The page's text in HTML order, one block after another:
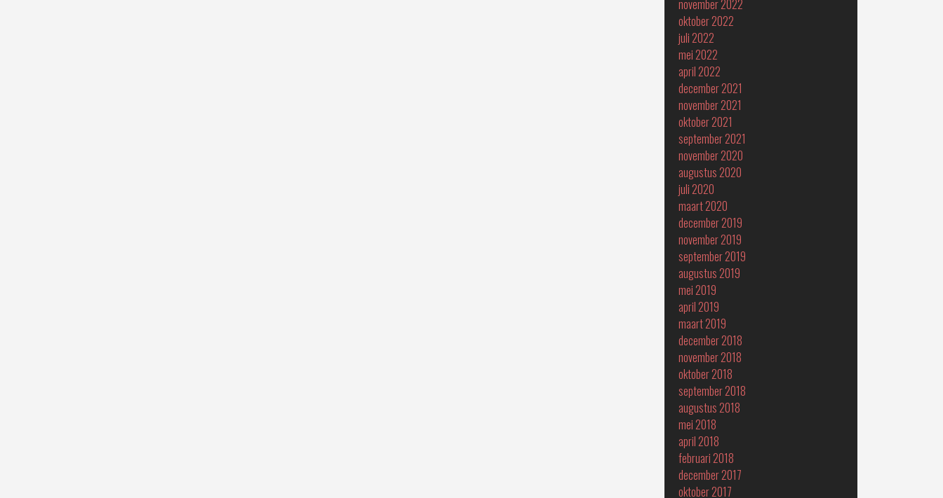
november 2022
oktober 2022
juli 2022
mei 2022
april 2022
december 2021
november 2021
oktober 2021
september 2021
november 2020
augustus 2020
juli 2020
maart 2020
december 2019
november 2019
september 2019
augustus 2019
mei 2019
april 2019
maart 2019
december 2018
november 2018
oktober 2018
september 2018
augustus 2018
mei 2018
april 2018
februari 2018
december 2017
oktober 2017